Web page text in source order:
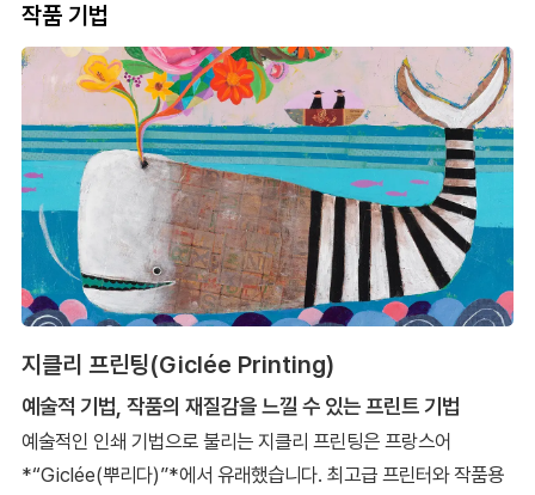
작품 기법
지클리 프린팅(Giclée Printing)
예술적 기법, 작품의 재질감을 느낄 수 있는 프린트 기법
예술적인 인쇄 기법으로 불리는 지클리 프린팅은 프랑스어
*“Giclée(뿌리다)”*에서 유래했습니다. 최고급 프린터와 작품용